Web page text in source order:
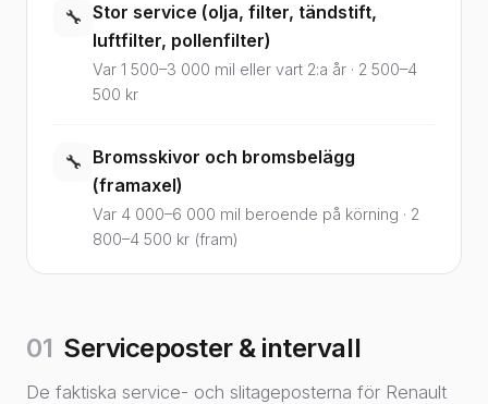
🔧 Stor service (olja, filter, tändstift,
luftfilter, pollenfilter)
Var 1 500–3 000 mil eller vart 2:a år · 2 500–4
500 kr
🔧 Bromsskivor och bromsbelägg
(framaxel)
Var 4 000–6 000 mil beroende på körning · 2
800–4 500 kr (fram)
01 Serviceposter & intervall
De faktiska service- och slitageposterna för Renault